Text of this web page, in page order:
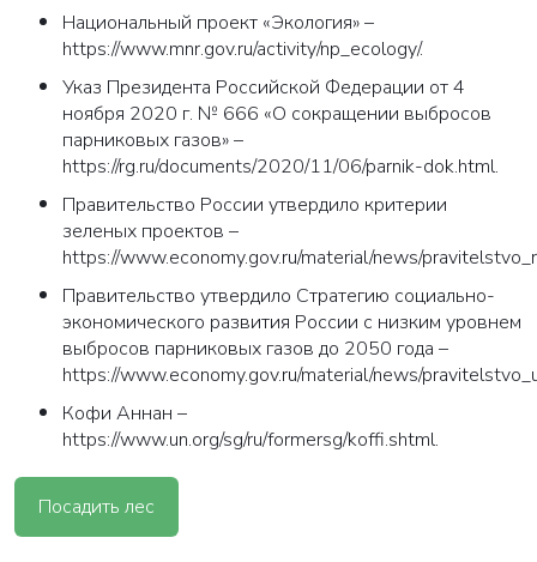
Национальный проект «Экология» –
https://www.mnr.gov.ru/activity/np_ecology/.
Указ Президента Российской Федерации от 4
ноября 2020 г. № 666 «О сокращении выбросов
парниковых газов» –
https://rg.ru/documents/2020/11/06/parnik-dok.html.
Правительство России утвердило критерии
зеленых проектов –
https://www.economy.gov.ru/material/news/
Правительство утвердило Стратегию социально-
экономического развития России с низким уровнем
выбросов парниковых газов до 2050 года –
https://www.economy.gov.ru/material/news/
Кофи Аннан –
https://www.un.org/sg/ru/formersg/koffi.shtml.
Посадить лес